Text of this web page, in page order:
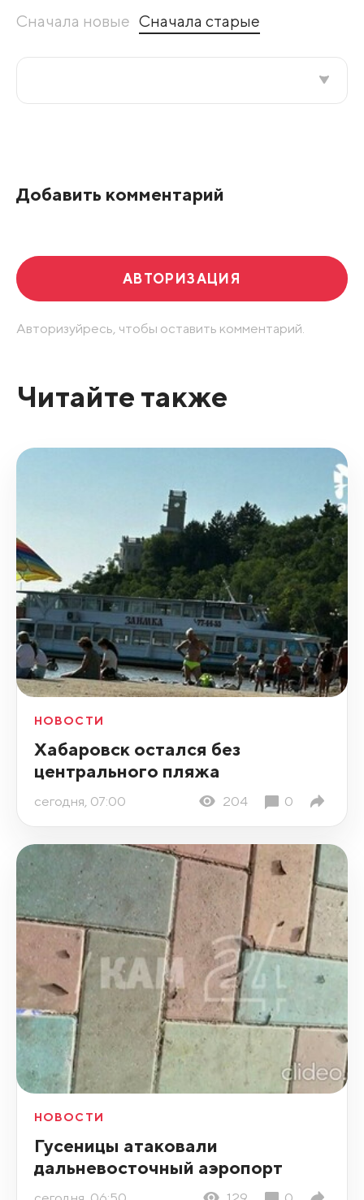
Сначала новые Сначала старые
Добавить комментарий
АВТОРИЗАЦИЯ
Авторизуйресь, чтобы оставить комментарий.
Читайте также
НОВОСТИ
Хабаровск остался без
центрального пляжа
сегодня, 07:00 204 0
НОВОСТИ
Гусеницы атаковали
дальневосточный аэропорт